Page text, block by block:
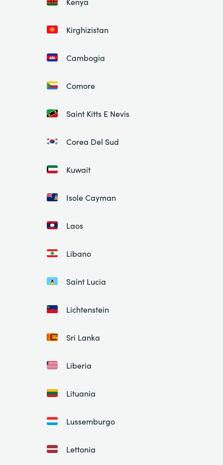
Kirghizistan
Cambogia
Comore
Saint Kitts E Nevis
Corea Del Sud
Kuwait
Isole Cayman
Laos
Libano
Saint Lucia
Lichtenstein
Sri Lanka
Liberia
Lituania
Lussemburgo
Lettonia